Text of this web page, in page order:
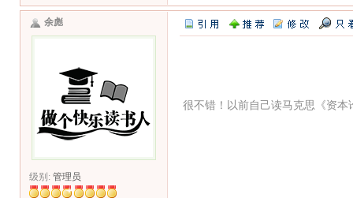
余彪
级别: 管理员
很不错！以前自己读马克思《资